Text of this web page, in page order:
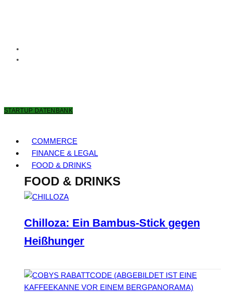
STARTUP DATENBANK
COMMERCE
FINANCE & LEGAL
FOOD & DRINKS
FOOD & DRINKS
Chilloza: Ein Bambus-Stick gegen
Heißhunger